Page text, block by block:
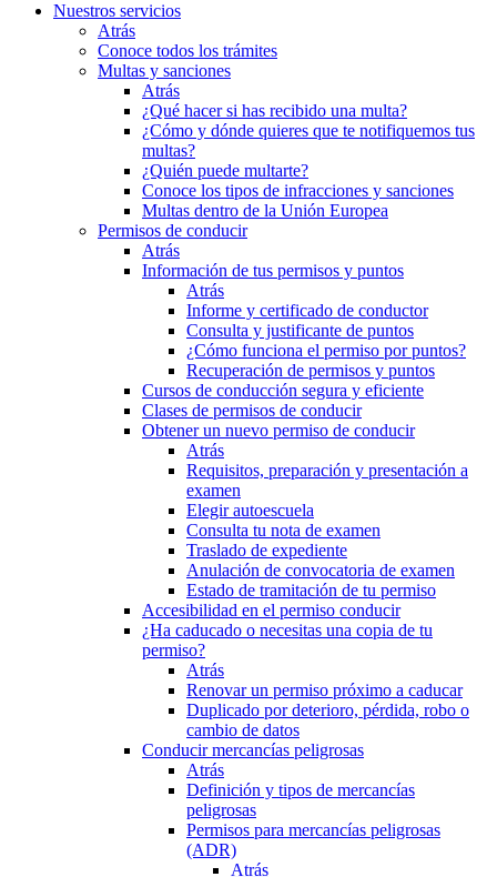
Nuestros servicios
Atrás
Conoce todos los trámites
Multas y sanciones
Atrás
¿Qué hacer si has recibido una multa?
¿Cómo y dónde quieres que te notifiquemos tus
multas?
¿Quién puede multarte?
Conoce los tipos de infracciones y sanciones
Multas dentro de la Unión Europea
Permisos de conducir
Atrás
Información de tus permisos y puntos
Atrás
Informe y certificado de conductor
Consulta y justificante de puntos
¿Cómo funciona el permiso por puntos?
Recuperación de permisos y puntos
Cursos de conducción segura y eficiente
Clases de permisos de conducir
Obtener un nuevo permiso de conducir
Atrás
Requisitos, preparación y presentación a
examen
Elegir autoescuela
Consulta tu nota de examen
Traslado de expediente
Anulación de convocatoria de examen
Estado de tramitación de tu permiso
Accesibilidad en el permiso conducir
¿Ha caducado o necesitas una copia de tu
permiso?
Atrás
Renovar un permiso próximo a caducar
Duplicado por deterioro, pérdida, robo o
cambio de datos
Conducir mercancías peligrosas
Atrás
Definición y tipos de mercancías
peligrosas
Permisos para mercancías peligrosas
(ADR)
Atrás